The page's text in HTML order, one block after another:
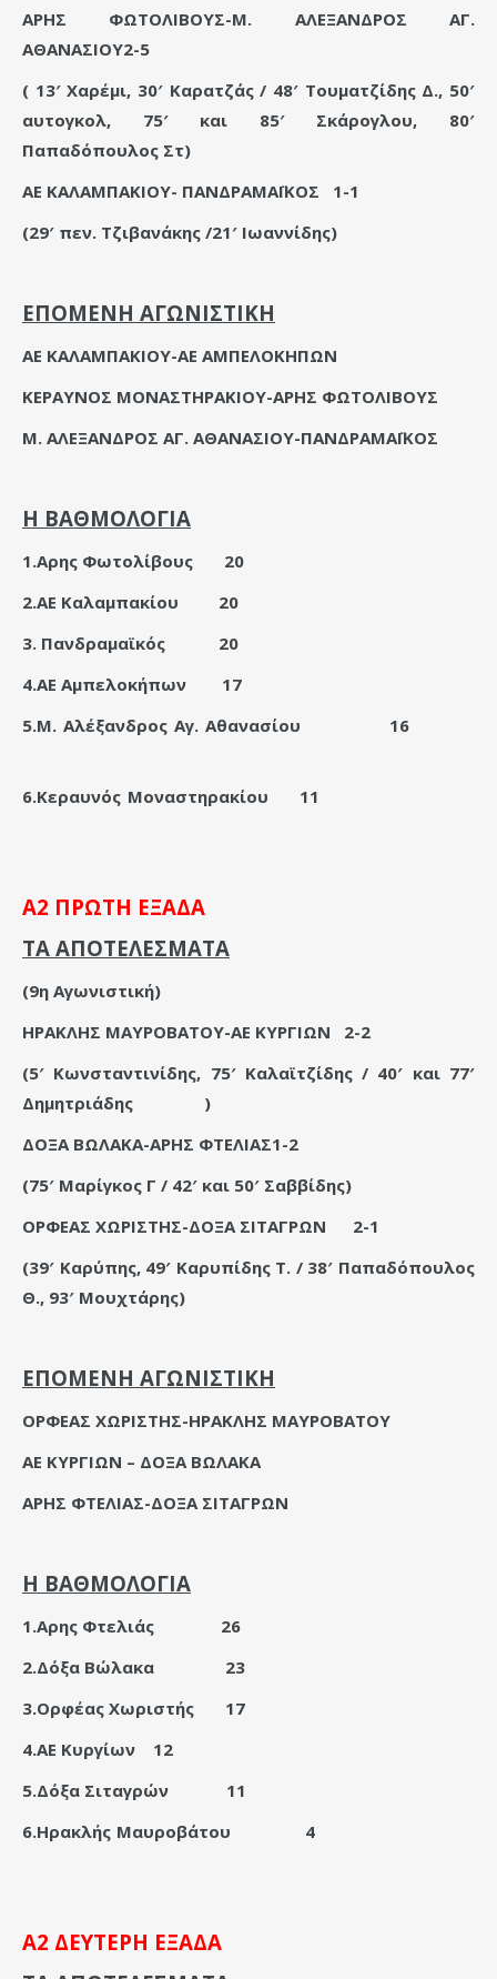
ΑΡΗΣ ΦΩΤΟΛΙΒΟΥΣ-Μ. ΑΛΕΞΑΝΔΡΟΣ ΑΓ.
ΑΘΑΝΑΣΙΟΥ2-5
( 13′ Χαρέμι, 30′ Καρατζάς / 48′ Τουματζίδης Δ., 50′
αυτογκολ, 75′ και 85′ Σκάρογλου, 80′
Παπαδόπουλος Στ)
ΑΕ ΚΑΛΑΜΠΑΚΙΟΥ- ΠΑΝΔΡΑΜΑΪΚΟΣ
1-1
(29′ πεν. Τζιβανάκης /21′ Ιωαννίδης)
ΕΠΟΜΕΝΗ ΑΓΩΝΙΣΤΙΚΗ
ΑΕ ΚΑΛΑΜΠΑΚΙΟΥ-ΑΕ ΑΜΠΕΛΟΚΗΠΩΝ
ΚΕΡΑΥΝΟΣ ΜΟΝΑΣΤΗΡΑΚΙΟΥ-ΑΡΗΣ ΦΩΤΟΛΙΒΟΥΣ
Μ. ΑΛΕΞΑΝΔΡΟΣ ΑΓ. ΑΘΑΝΑΣΙΟΥ-ΠΑΝΔΡΑΜΑΪΚΟΣ
Η ΒΑΘΜΟΛΟΓΙΑ
1.Αρης Φωτολίβους
20
2.ΑΕ Καλαμπακίου
20
3. Πανδραμαϊκός
20
4.ΑΕ Αμπελοκήπων
17
5.Μ. Αλέξανδρος Αγ. Αθανασίου
16
6.Κεραυνός Μοναστηρακίου 11
Α2 ΠΡΩΤΗ ΕΞΑΔΑ
ΤΑ ΑΠΟΤΕΛΕΣΜΑΤΑ
(9η Αγωνιστική)
ΗΡΑΚΛΗΣ ΜΑΥΡΟΒΑΤΟΥ-ΑΕ ΚΥΡΓΙΩΝ
2-2
(5′ Κωνσταντινίδης, 75′ Καλαϊτζίδης / 40′ και 77′
Δημητριάδης
)
ΔΟΞΑ ΒΩΛΑΚΑ-ΑΡΗΣ ΦΤΕΛΙΑΣ1-2
(75′ Μαρίγκος Γ / 42′ και 50′ Σαββίδης)
ΟΡΦΕΑΣ ΧΩΡΙΣΤΗΣ-ΔΟΞΑ ΣΙΤΑΓΡΩΝ
2-1
(39′ Καρύπης, 49′ Καρυπίδης Τ. / 38′ Παπαδόπουλος
Θ., 93′ Μουχτάρης)
ΕΠΟΜΕΝΗ ΑΓΩΝΙΣΤΙΚΗ
ΟΡΦΕΑΣ ΧΩΡΙΣΤΗΣ-ΗΡΑΚΛΗΣ ΜΑΥΡΟΒΑΤΟΥ
ΑΕ ΚΥΡΓΙΩΝ – ΔΟΞΑ ΒΩΛΑΚΑ
ΑΡΗΣ ΦΤΕΛΙΑΣ-ΔΟΞΑ ΣΙΤΑΓΡΩΝ
Η ΒΑΘΜΟΛΟΓΙΑ
1.Αρης Φτελιάς
26
2.Δόξα Βώλακα
23
3.Ορφέας Χωριστής
17
4.ΑΕ Κυργίων
12
5.Δόξα Σιταγρών
11
6.Ηρακλής Μαυροβάτου
4
Α2 ΔΕΥΤΕΡΗ ΕΞΑΔΑ